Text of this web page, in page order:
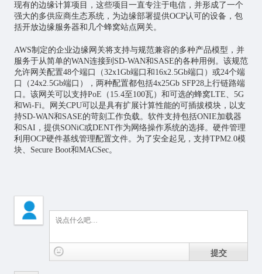
现有的边缘计算项目，这些项目一直专注于电信，并形成了一个
强大的多供应商生态系统，为边缘部署提供OCP认可的设备，包
括开放边缘服务器和几个蜂窝站点网关。
AWS制定的企业边缘网关将支持与规范兼容的多种产品模型，并
服务于从简单的WAN连接到SD-WAN和SASE的各种用例。该规范
允许网关配置48个端口（32x1Gb端口和16x2.5Gb端口）或24个端
口（24x2.5Gb端口），两种配置都包括4x25Gb SFP28上行链路端
口。该网关可以支持PoE（15.4至100瓦）和可选的蜂窝LTE、5G
和Wi-Fi。网关CPU可以是具有扩展计算性能的可插拔模块，以支
持SD-WAN和SASE的苛刻工作负载。软件支持包括ONIE加载器
和SAI，提供SONiC或DENT作为网络操作系统的选择。硬件管理
利用OCP硬件基线管理配置文件。为了安全起见，支持TPM2.0模
块、Secure Boot和MACSec。
提交